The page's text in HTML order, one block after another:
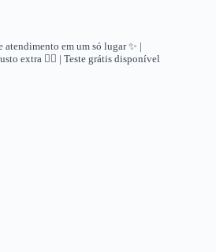
atendimento em um só lugar✨ |
extra 👇🏻 | Teste grátis disponível